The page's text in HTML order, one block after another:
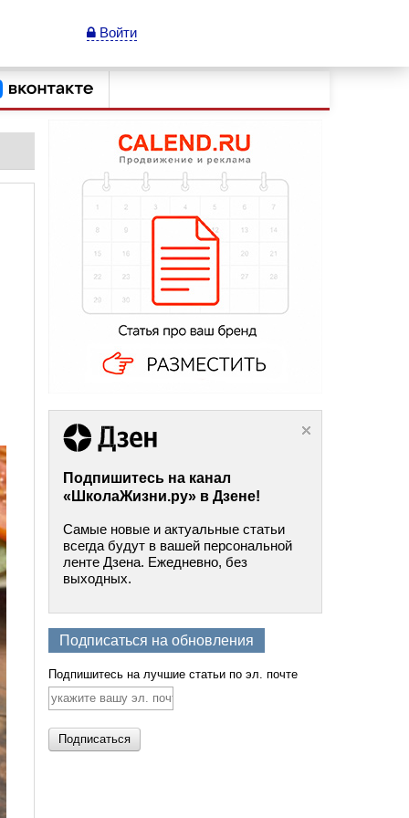
Войти
Подпишитесь на канал
«ШколаЖизни.ру» в Дзене!
Самые новые и актуальные статьи
всегда будут в вашей персональной
ленте Дзена. Ежедневно, без
выходных.
Подписаться на обновления
Подпишитесь на лучшие статьи по эл. почте